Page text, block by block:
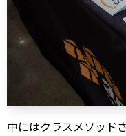
中にはクラスメソッド